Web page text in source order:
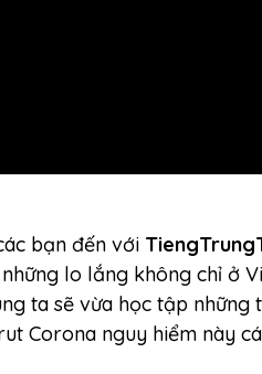
bạn đến với
lo lắng không chỉ ở
ta sẽ vừa học tập
Corona nguy hiểm này